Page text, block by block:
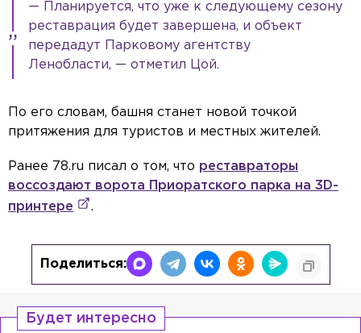
— Планируется, что уже к следующему сезону
реставрация будет завершена, и объект
передадут Парковому агентству
Ленобласти, — отметил Цой.
По его словам, башня станет новой точкой
притяжения для туристов и местных жителей.
Ранее 78.ru писал о том, что реставраторы
воссоздают ворота Приоратского парка на 3D-
принтере
.
Поделиться:
Будет интересно